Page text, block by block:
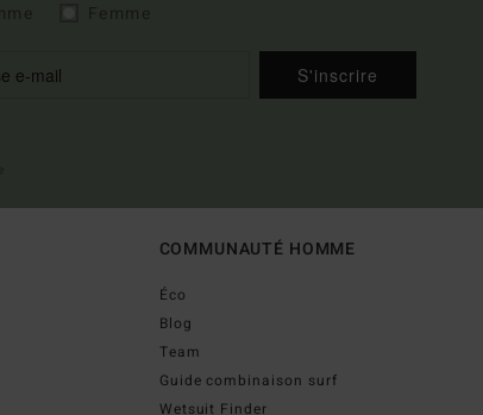
S'inscrire
COMMUNAUTÉ HOMME
Éco
Blog
Team
Guide combinaison surf
Wetsuit Finder